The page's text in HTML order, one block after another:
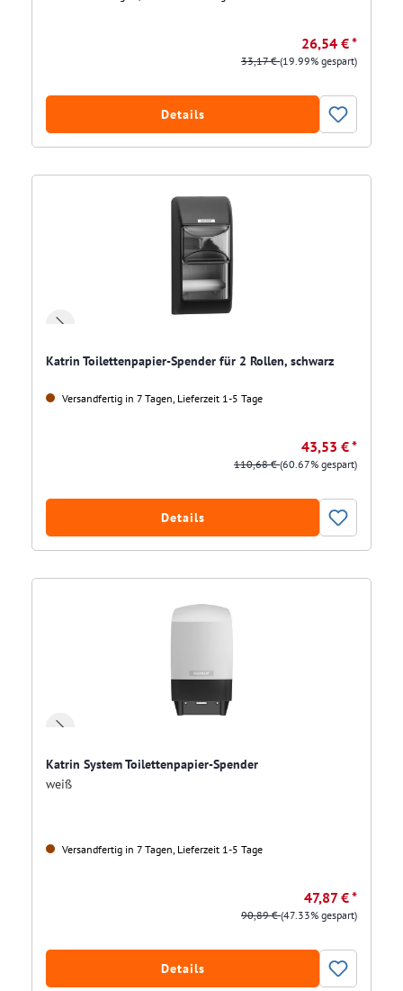
26,54 € *
33,17 €(19.99% gespart)
Details
Katrin Toilettenpapier-Spender für 2 Rollen, schwarz
Versandfertig in 7 Tagen, Lieferzeit 1-5 Tage
43,53 € *
110,68 €(60.67% gespart)
Details
Katrin System Toilettenpapier-Spender
weiß
Versandfertig in 7 Tagen, Lieferzeit 1-5 Tage
47,87 € *
90,89 €(47.33% gespart)
Details